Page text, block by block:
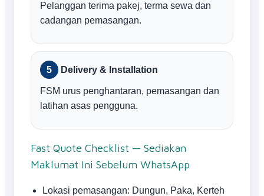
Pelanggan terima pakej, terma sewa dan
cadangan pemasangan.
Delivery & Installation
FSM urus penghantaran, pemasangan dan
latihan asas pengguna.
Fast Quote Checklist — Sediakan
Maklumat Ini Sebelum WhatsApp
Lokasi pemasangan: Dungun, Paka, Kerteh